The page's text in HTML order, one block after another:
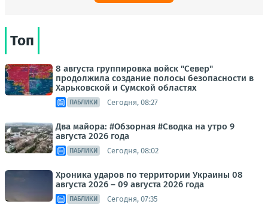
Топ
8 августа группировка войск "Север"
продолжила создание полосы безопасности в
Харьковской и Сумской областях
ПАБЛИКИ Сегодня, 08:27
Два майора: #Обзорная #Сводка на утро 9
августа 2026 года
ПАБЛИКИ Сегодня, 08:02
Хроника ударов по территории Украины 08
августа 2026 – 09 августа 2026 года
ПАБЛИКИ Сегодня, 07:35